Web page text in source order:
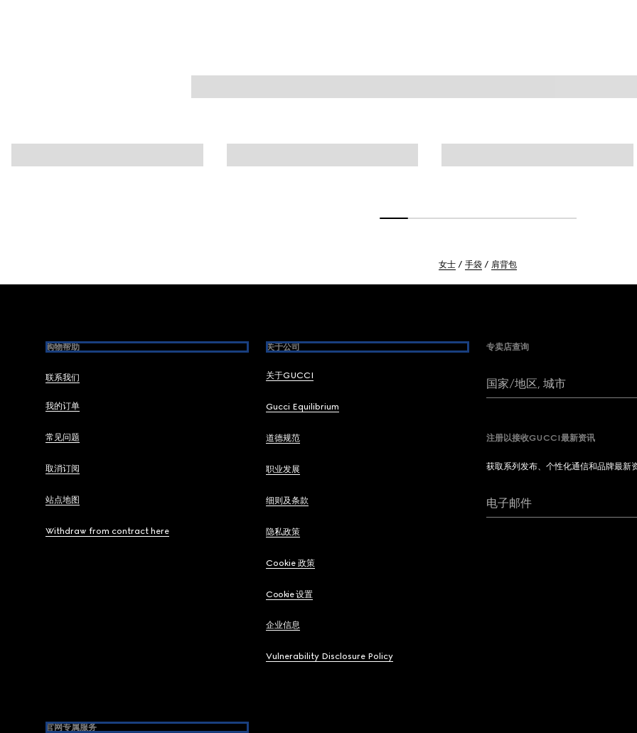
女士 手袋 肩背包
购物帮助
联系我们
我的订单
常见问题
取消订阅
站点地图
Withdraw from contract here
关于公司
关于GUCCI
Gucci Equilibrium
道德规范
职业发展
细则及条款
隐私政策
Cookie 政策
Cookie 设置
企业信息
Vulnerability Disclosure Policy
官网专属服务
专卖店查询
国家/地区, 城市
注册以接收GUCCI最新资讯
获取系列发布、个性化通信和品牌最新
电子邮件